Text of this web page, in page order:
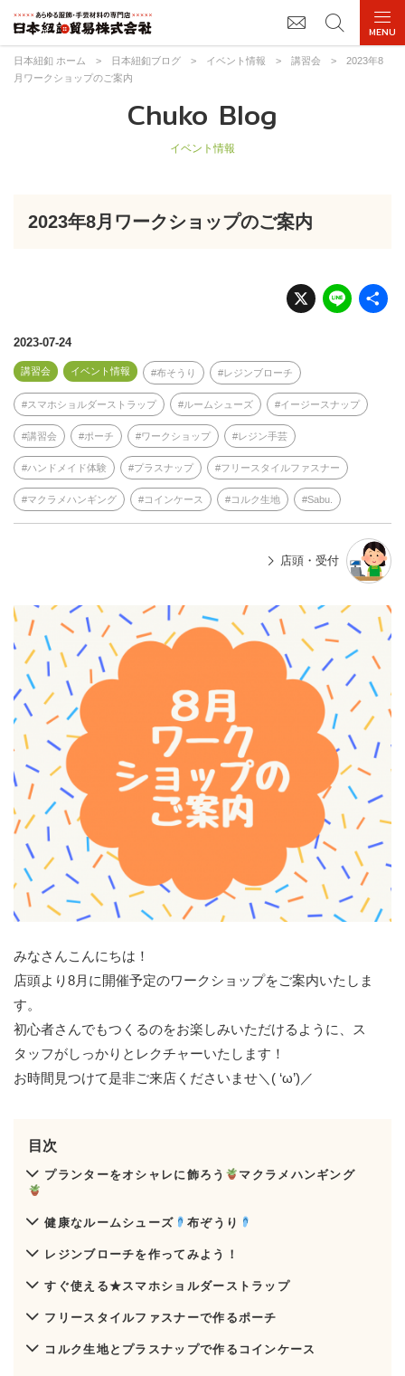
日本紐釦 ホーム > 日本紐釦ブログ > イベント情報 > 講習会 >
2023年8
月ワークショップのご案内
Chuko Blog
イベント情報
2023年8月ワークショップのご案内
X Li
n
2023-07-24
講習会 イベント情報 布そうり レジンブローチ
スマホショルダーストラップ ルームシューズ イージースナップ
講習会 ポーチ ワークショップ レジン手芸
ハンドメイド体験 プラスナップ フリースタイルファスナー
マクラメハンギング コインケース コルク生地 Sabu.
店頭・受付
みなさんこんにちは！
店頭より8月に開催予定のワークショップをご案内いたしま
す。
初心者さんでもつくるのをお楽しみいただけるように、ス
タッフがしっかりとレクチャーいたします！
お時間見つけて是非ご来店くださいませ＼( ‘ω’)／
目次
プランターをオシャレに飾ろう マクラメハンギング
健康なルームシューズ 布ぞうり
レジンブローチを作ってみよう！
すぐ使える★スマホショルダーストラップ
フリースタイルファスナーで作るポーチ
コルク生地とプラスナップで作るコインケース